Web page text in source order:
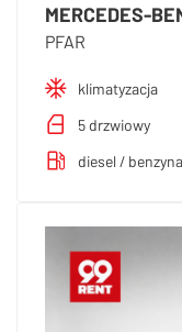
MERCEDES-
PFAR
klimatyzacja
5 drzwiowy
diesel / benzyna